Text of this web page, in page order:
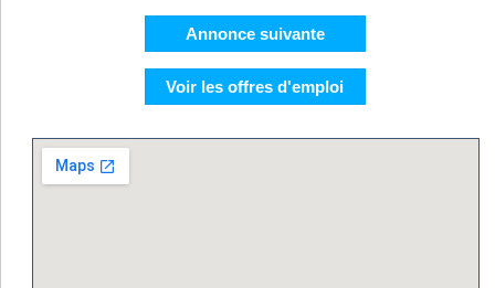
Annonce suivante
Voir les offres d'emploi